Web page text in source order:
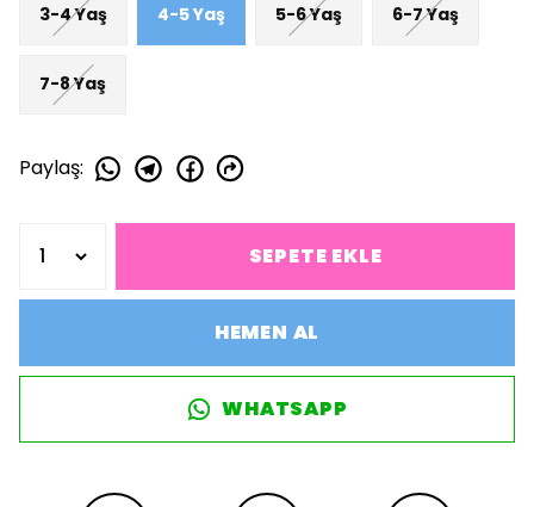
3-4 Yaş 4-5 Yaş 5-6 Yaş 6-7 Yaş
7-8 Yaş
Paylaş:
SEPETE EKLE
HEMEN AL
WHATSAPP